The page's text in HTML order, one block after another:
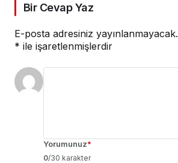
Bir Cevap Yaz
E-posta adresiniz yayınlanmayacak.
* ile işaretlenmişlerdir
Yorumunuz*
0/30 karakter